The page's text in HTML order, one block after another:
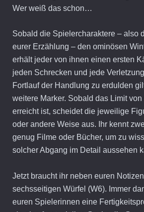
Wer weiß das schon…
Sobald die Spielercharaktere – also
eurer Erzählung – den ominösen
erhält jeder von ihnen einen ersten
jeden Schrecken und jede
Fortlauf der Handlung zu erdulden
weitere Marker. Sobald das Limit
erreicht ist, scheidet die jeweilige
oder andere Weise aus. Ihr kennt
genug Filme oder Bücher, um zu
solcher Abgang im Detail aussehen
Jetzt braucht ihr neben euren
sechsseitigen Würfel (W6). Immer
euren Spielerinnen eine